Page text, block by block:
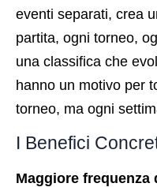
eventi separati, crea
partita, ogni torneo,
una classifica che
hanno un motivo per
torneo, ma ogni
I Benefici
Maggiore frequenza